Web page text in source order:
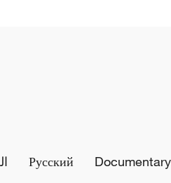
Русский Documentary